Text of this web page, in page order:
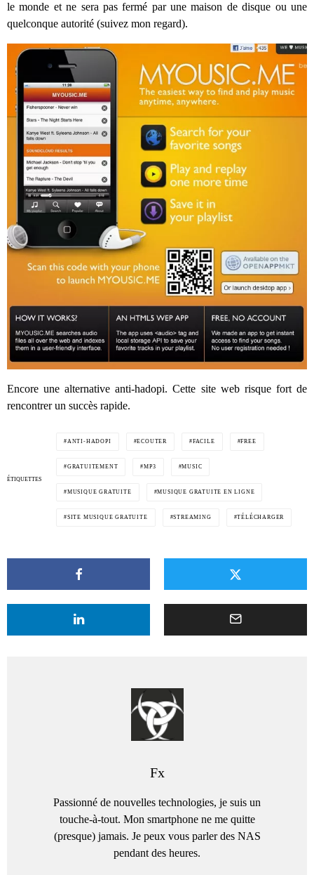
le monde et ne sera pas fermé par une maison de disque ou une
quelconque autorité (suivez mon regard).
Encore une alternative anti-hadopi. Cette site web risque fort de
rencontrer un succès rapide.
ÉTIQUETTES
ANTI-HADOPI ECOUTER FACILE FREE
GRATUITEMENT MP3 MUSIC
MUSIQUE GRATUITE MUSIQUE GRATUITE EN LIGNE
SITE MUSIQUE GRATUITE STREAMING TÉLÉCHARGER
Fx
Passionné de nouvelles technologies, je suis un
touche-à-tout. Mon smartphone ne me quitte
(presque) jamais. Je peux vous parler des NAS
pendant des heures.